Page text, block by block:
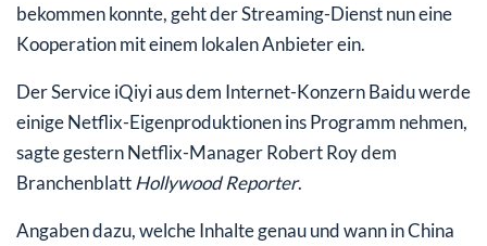
bekommen konnte, geht der Streaming-Dienst nun eine
Kooperation mit einem lokalen Anbieter ein.
Der Service iQiyi aus dem Internet-Konzern Baidu werde
einige Netflix-Eigenproduktionen ins Programm nehmen,
sagte gestern Netflix-Manager Robert Roy dem
BranchenblattHollywood Reporter.
Angaben dazu, welche Inhalte genau und wann in China